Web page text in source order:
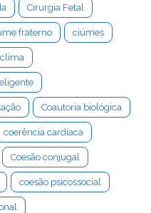
Cirurgia Fetal
fraterno ciúmes
clima
Coautoria biológica
coerência cardíaca
Coesão conjugal
coesão psicossocial